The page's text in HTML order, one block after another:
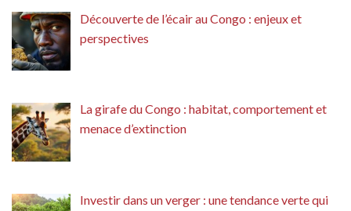
Découverte de l’écair au Congo : enjeux et
perspectives
La girafe du Congo : habitat, comportement et
menace d’extinction
Investir dans un verger : une tendance verte qui